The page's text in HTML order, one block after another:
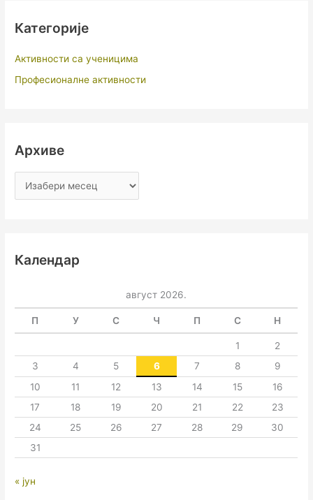
Категорије
Активности са ученицима
Професионалне активности
Архиве
Календар
август 2026.
П У С Ч П С Н
1
2
3
4 5 6 7 8
9
10
11 12 13 14 15
16
17
18 19 20 21 22
23
24
25 26 27 28 29
30
31
« јун